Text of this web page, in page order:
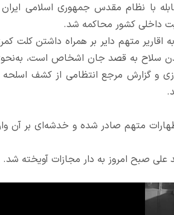
با نظام مقدس جمهوری اسلامی
داخلی کشور محاکمه شد.
متهم دایر بر همراه داشتن کلت
سلاح به قصد جان اشخاص است،
و گزارش مرجع انتظامی از کشف اسلحه
متهم صادر شده و خدشه‌ای بر آن
صبح امروز به دار مجازات آویخته شد.